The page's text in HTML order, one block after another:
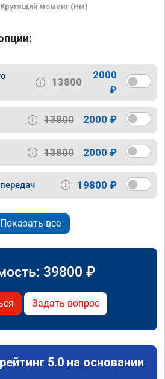
Крутящий момент (Нм)
13800
2000
₽
13800 2000 ₽
13800 2000 ₽
19800 ₽
Показать все
39800 ₽
Задать вопрос
5.0 на основании